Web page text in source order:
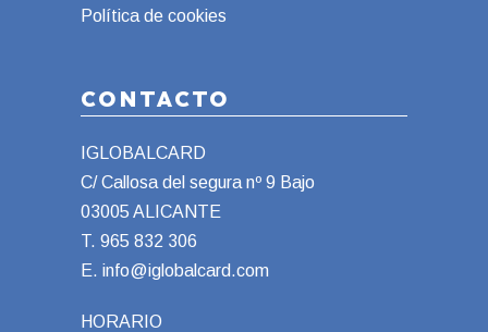
Política de cookies
CONTACTO
IGLOBALCARD
C/ Callosa del segura nº 9 Bajo
03005 ALICANTE
T. 965 832 306
E. info@iglobalcard.com
HORARIO